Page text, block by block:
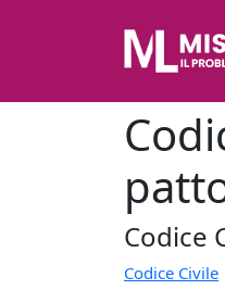
Codice
Codice Civile